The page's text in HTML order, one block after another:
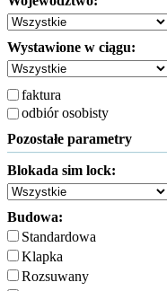
Wystawione w ciągu:
faktura
odbiór osobisty
Pozostałe parametry
Blokada sim lock:
Budowa:
Standardowa
Klapka
Rozsuwany